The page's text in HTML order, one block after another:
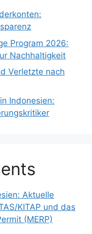
Program 2026:
Nachhaltigkeit
Verletzte nach
Indonesien:
Aktuelle
KITAP und das
(MERP)